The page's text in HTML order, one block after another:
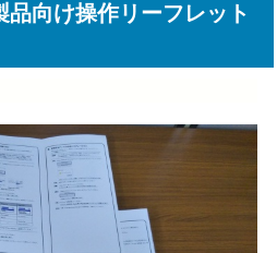
品向け操作リーフレット